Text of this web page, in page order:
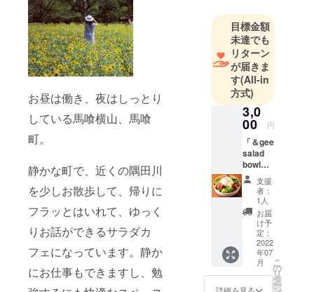
お昼は働き、夜はしっとり
している馬喰横山、馬喰
町。
静かな町で、近くの隅田川
を少しお散歩して、帰りに
フラッとはいれて、ゆっく
りお話ができるサラダカ
フェになっています。静か
にお仕事もできますし、勉
楽しさや、
身体の喜び
を感じてほ
しいと思っ
ています！
彩りいっぱ
いの美味し
いものを心
を込めて、
笑顔になっ
て頂けるよ
うに、胸
いっぱいの
感謝を持っ
て頑張って
いきます。
目標金額
未達でも
リターン
が届きま
す(All-in
方式)
3,0
00 円
「＆gee
salad
bowl」
からの
心を込
めたサ
ンクス
レター
をお届
けさせ
ていた
だきま
す。
支援
者：
1人
お届
け予
定：
2022
年07
月
こ
の
リ
タ
ー